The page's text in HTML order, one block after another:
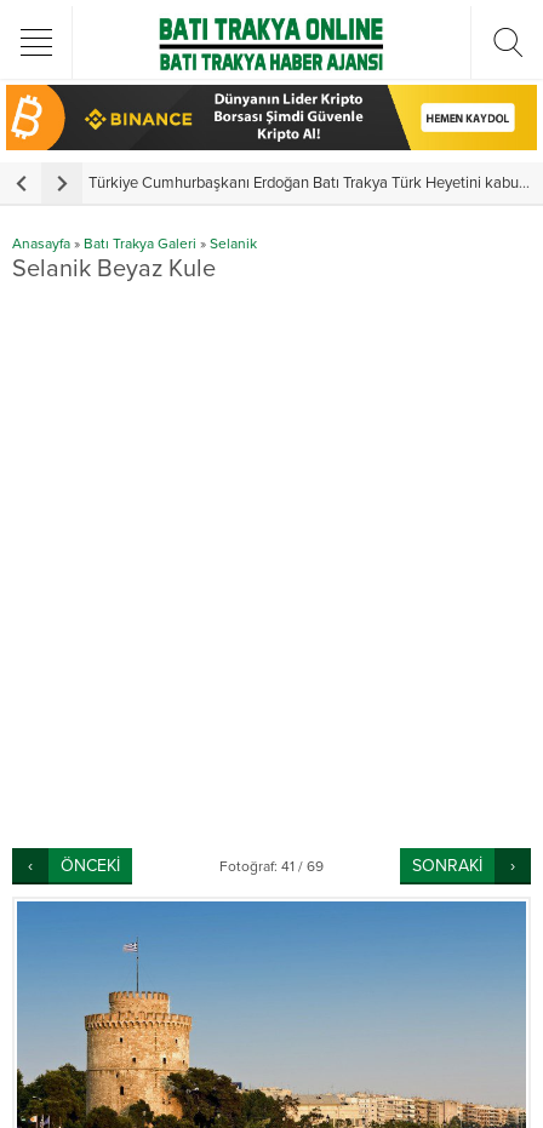
Türkiye Cumhurbaşkanı Erdoğan Batı Trakya Türk Heyetini kabul etti
Anasayfa » Batı Trakya Galeri » Selanik
Selanik Beyaz Kule
ÖNCEKİ Fotoğraf: 41 / 69 SONRAKİ